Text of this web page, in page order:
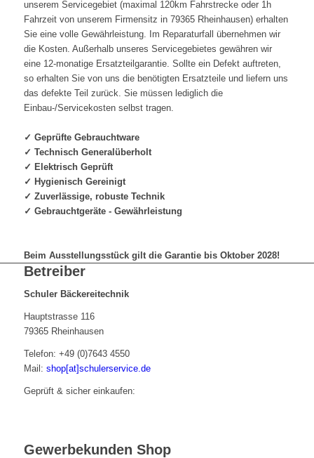
unserem Servicegebiet (maximal 120km Fahrstrecke oder 1h
Fahrzeit von unserem Firmensitz in 79365 Rheinhausen) erhalten
Sie eine volle Gewährleistung. Im Reparaturfall übernehmen wir
die Kosten. Außerhalb unseres Servicegebietes gewähren wir
eine 12-monatige Ersatzteilgarantie. Sollte ein Defekt auftreten,
so erhalten Sie von uns die benötigten Ersatzteile und liefern uns
das defekte Teil zurück. Sie müssen lediglich die
Einbau-/Servicekosten selbst tragen.
✓ Geprüfte Gebrauchtware
✓ Technisch Generalüberholt
✓ Elektrisch Geprüft
✓ Hygienisch Gereinigt
✓ Zuverlässige, robuste Technik
✓ Gebrauchtgeräte - Gewährleistung
Beim Ausstellungsstück gilt die Garantie bis Oktober 2028!
Betreiber
Schuler Bäckereitechnik
Hauptstrasse 116
79365 Rheinhausen
Telefon: +49 (0)7643 4550
Mail: shop[at]schulerservice.de
Geprüft & sicher einkaufen:
Gewerbekunden Shop